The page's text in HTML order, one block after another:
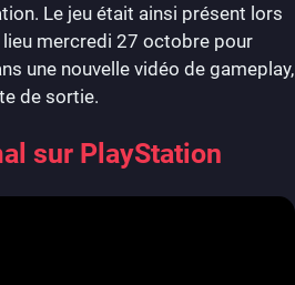
Le jeu était ainsi présent lors
mercredi 27 octobre pour
une nouvelle vidéo de gameplay,
de sortie.
sur PlayStation